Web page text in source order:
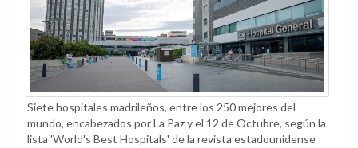
Siete hospitales madrileños, entre los 250 mejores del
mundo, encabezados por La Paz y el 12 de Octubre, según la
lista 'World's Best Hospitals' de la revista estadounidense